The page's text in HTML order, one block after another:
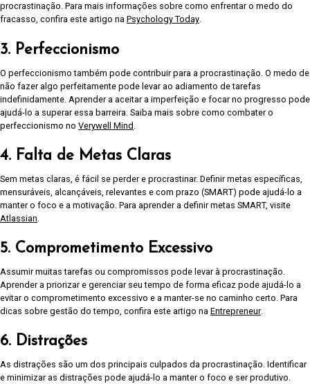
procrastinação. Para mais informações sobre como enfrentar o medo do
fracasso, confira este artigo na Psychology Today.
3. Perfeccionismo
O perfeccionismo também pode contribuir para a procrastinação. O medo de
não fazer algo perfeitamente pode levar ao adiamento de tarefas
indefinidamente. Aprender a aceitar a imperfeição e focar no progresso pode
ajudá-lo a superar essa barreira. Saiba mais sobre como combater o
perfeccionismo no Verywell Mind
4. Falta de Metas Claras
Sem metas claras, é fácil se perder e procrastinar. Definir metas específicas,
mensuráveis, alcançáveis, relevantes e com prazo (SMART) pode ajudá-lo a
manter o foco e a motivação. Para aprender a definir metas SMART, visite
Atlassian
5. Comprometimento Excessivo
Assumir muitas tarefas ou compromissos pode levar à procrastinação.
Aprender a priorizar e gerenciar seu tempo de forma eficaz pode ajudá-lo a
evitar o comprometimento excessivo e a manter-se no caminho certo. Para
dicas sobre gestão do tempo, confira este artigo na Entrepreneur.
6. Distrações
As distrações são um dos principais culpados da procrastinação. Identificar
e minimizar as distrações pode ajudá-lo a manter o foco e ser produtivo.